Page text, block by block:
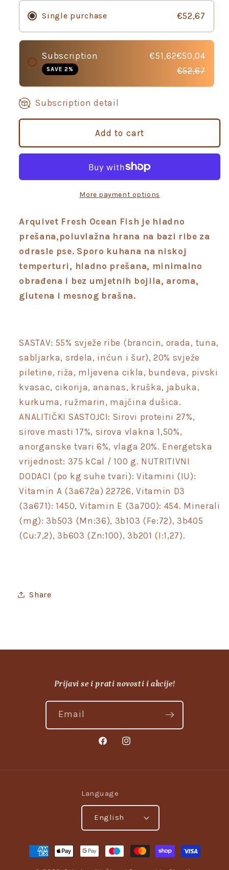
Ocean
Fish
hladno
prešana
hrana
pse
10
Ocean
Fish
hladno
prešana
pse
10
Single purchase €52,67
Subscription
SAVE 2%
€51,62€50,04
€52,67
Subscription detail
Add to cart
More payment options
Arquivet Fresh Ocean Fish je hladno
prešana,poluvlažna hrana na bazi ribe za
odrasle pse. Sporo kuhana na niskoj
temperturi, hladno prešana, minimalno
obrađena i bez umjetnih bojila, aroma,
glutena i mesnog brašna.
SASTAV: 55% svježe ribe (brancin, orada, tuna,
sabljarka, srdela, inćun i šur), 20% svježe
piletine, riža, mljevena cikla, bundeva, pivski
kvasac, cikorija, ananas, kruška, jabuka,
kurkuma, ružmarin, majčina dušica.
ANALITIČKI SASTOJCI: Sirovi proteini 27%,
sirove masti 17%, sirova vlakna 1,50%,
anorganske tvari 6%, vlaga 20%. Energetska
vrijednost: 375 kCal / 100 g. NUTRITIVNI
DODACI (po kg suhe tvari): Vitamini (IU):
Vitamin A (3a672a) 22726, Vitamin D3
(3a671): 1450, Vitamin E (3a700): 454. Minerali
(mg): 3b503 (Mn:36), 3b103 (Fe:72), 3b405
(Cu:7,2), 3b603 (Zn:100), 3b201 (I:1,27).
Share
Prijavi se i prati novosti i akcije!
Email
FacebookInstagram
Language
English
Payment
methods